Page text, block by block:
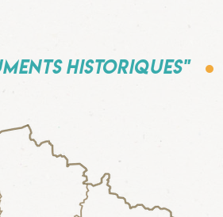
historiques" .